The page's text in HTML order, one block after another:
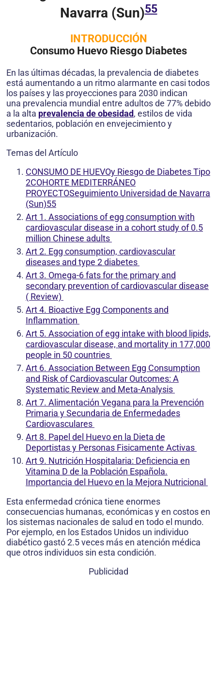
Navarra (Sun)55
INTRODUCCIÓN
Consumo Huevo Riesgo Diabetes
En las últimas décadas, la prevalencia de diabetes
está aumentando a un ritmo alarmante en casi todos
los países y las proyecciones para 2030 indican
una prevalencia mundial entre adultos de 77% debido
a la alta prevalencia de obesidad, estilos de vida
sedentarios, población en envejecimiento y
urbanización.
Temas del Artículo
CONSUMO DE HUEVOy Riesgo de Diabetes Tipo
2COHORTE MEDITERRÁNEO
PROYECTOSeguimiento Universidad de Navarra
(Sun)55
Art 1. Associations of egg consumption with
cardiovascular disease in a cohort study of 0.5
million Chinese adults
Art 2. Egg consumption, cardiovascular
diseases and type 2 diabetes
Art 3. Omega-6 fats for the primary and
secondary prevention of cardiovascular disease
( Review)
Art 4. Bioactive Egg Components and
Inflammation
Art 5. Association of egg intake with blood lipids,
cardiovascular disease, and mortality in 177,000
people in 50 countries
Art 6. Association Between Egg Consumption
and Risk of Cardiovascular Outcomes: A
Systematic Review and Meta-Analysis
Art 7. Alimentación Vegana para la Prevención
Primaria y Secundaria de Enfermedades
Cardiovasculares
Art 8. Papel del Huevo en la Dieta de
Deportistas y Personas Fisicamente Activas
Art 9. Nutrición Hospitalaria: Deficiencia en
Vitamina D de la Población Española.
Importancia del Huevo en la Mejora Nutricional
Esta enfermedad crónica tiene enormes
consecuencias humanas, económicas y en costos en
los sistemas nacionales de salud en todo el mundo.
Por ejemplo, en los Estados Unidos un individuo
diabético gastó 2.5 veces más en atención médica
que otros individuos sin esta condición.
Publicidad